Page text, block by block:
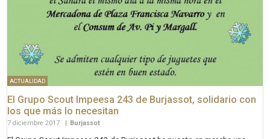
ACTUALIDAD
El Grupo Scout Impeesa 243 de Burjassot, solidario con
los que más lo necesitan
7 diciembre 2017 Burjassot